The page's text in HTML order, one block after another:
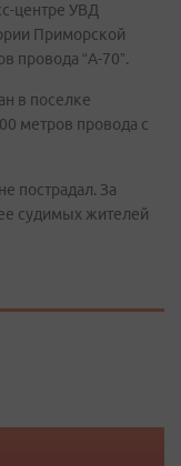
центре УВД
Приморской
провода “А-70”.
в поселке
метров провода с
пострадал. За
судимых жителей